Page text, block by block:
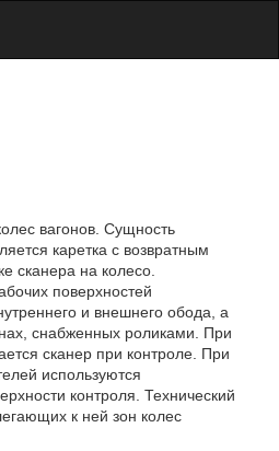
вагонов. Сущность
каретка с возвратным
сканера на колесо.
поверхностей
и внешнего обода, а
снабженных роликами. При
сканер при контроле. При
используются
контроля. Технический
к ней зон колес